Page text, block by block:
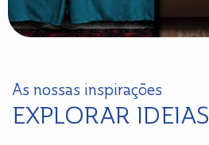
As nossas inspirações
EXPLORAR IDEIAS